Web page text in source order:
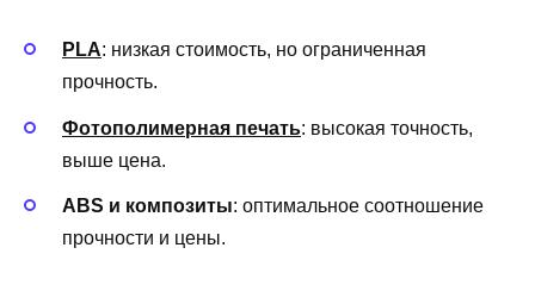
PLA: низкая стоимость, но ограниченная
прочность.
Фотополимерная печать: высокая точность,
выше цена.
ABS и композиты: оптимальное соотношение
прочности и цены.